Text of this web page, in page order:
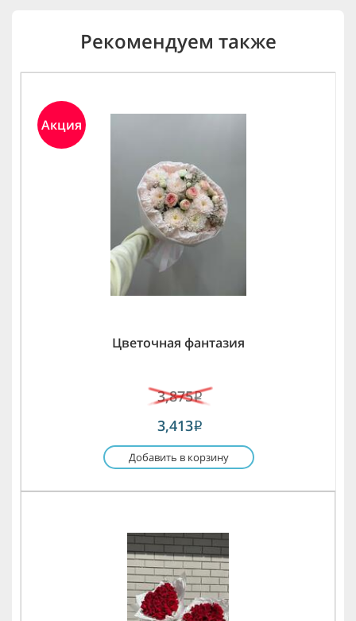
Рекомендуем также
Акция
Цветочная фантазия
3,875i
3,413i
Добавить в корзину